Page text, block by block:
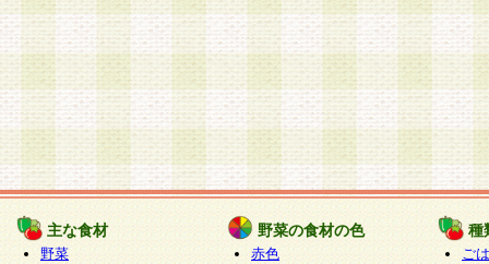
主な食材
野菜
野菜の食材の色
赤色
種
ご